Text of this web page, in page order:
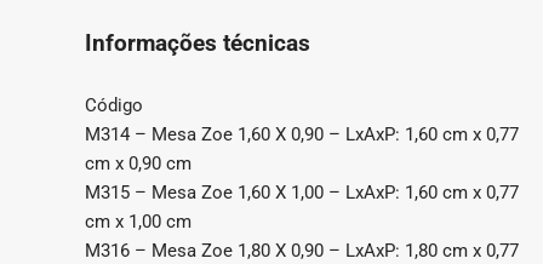
Informações técnicas
Código
M314 – Mesa Zoe 1,60 X 0,90 – LxAxP: 1,60 cm x 0,77
cm x 0,90 cm
M315 – Mesa Zoe 1,60 X 1,00 – LxAxP: 1,60 cm x 0,77
cm x 1,00 cm
M316 – Mesa Zoe 1,80 X 0,90 – LxAxP: 1,80 cm x 0,77